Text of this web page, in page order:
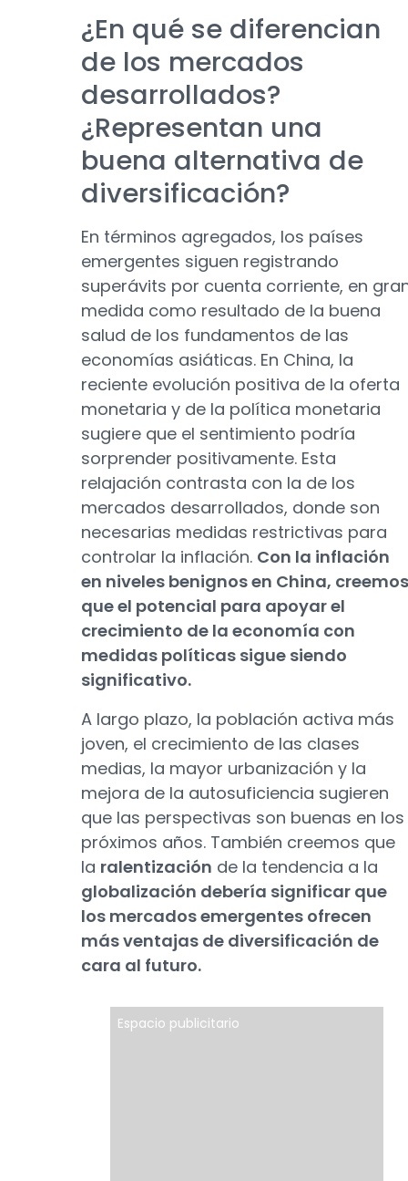
¿En qué se diferencian
de los mercados
desarrollados?
¿Representan una
buena alternativa de
diversificación?
En términos agregados, los países
emergentes siguen registrando
superávits por cuenta corriente, en
medida como resultado de la buena
salud de los fundamentos de las
economías asiáticas. En China, la
reciente evolución positiva de la oferta
monetaria y de la política monetaria
sugiere que el sentimiento podría
sorprender positivamente. Esta
relajación contrasta con la de los
mercados desarrollados, donde son
necesarias medidas restrictivas para
controlar la inflación. Con la inflación
en niveles benignos en China, creemos
que el potencial para apoyar el
crecimiento de la economía con
medidas políticas sigue siendo
significativo.
A largo plazo, la población activa más
joven, el crecimiento de las clases
medias, la mayor urbanización y la
mejora de la autosuficiencia sugieren
que las perspectivas son buenas en los
próximos años. También creemos que
la ralentización de la tendencia a la
globalización debería significar que
los mercados emergentes ofrecen
más ventajas de diversificación de
cara al futuro.
Espacio publicitario